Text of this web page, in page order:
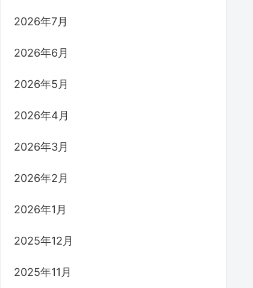
2026年7月
2026年6月
2026年5月
2026年4月
2026年3月
2026年2月
2026年1月
2025年12月
2025年11月